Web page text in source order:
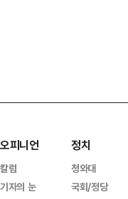
오피니언
칼럼
기자의 눈
정치
청와대
국회/정당